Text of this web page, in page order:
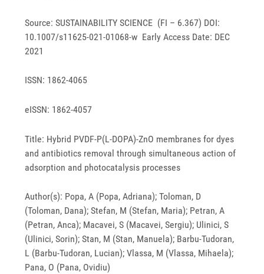
Source: SUSTAINABILITY SCIENCE (FI – 6.367) DOI:
10.1007/s11625-021-01068-w Early Access Date: DEC
2021
ISSN: 1862-4065
eISSN: 1862-4057
Title: Hybrid PVDF-P(L-DOPA)-ZnO membranes for dyes
and antibiotics removal through simultaneous action of
adsorption and photocatalysis processes
Author(s): Popa, A (Popa, Adriana); Toloman, D
(Toloman, Dana); Stefan, M (Stefan, Maria); Petran, A
(Petran, Anca); Macavei, S (Macavei, Sergiu); Ulinici, S
(Ulinici, Sorin); Stan, M (Stan, Manuela); Barbu-Tudoran,
L (Barbu-Tudoran, Lucian); Vlassa, M (Vlassa, Mihaela);
Pana, O (Pana, Ovidiu)